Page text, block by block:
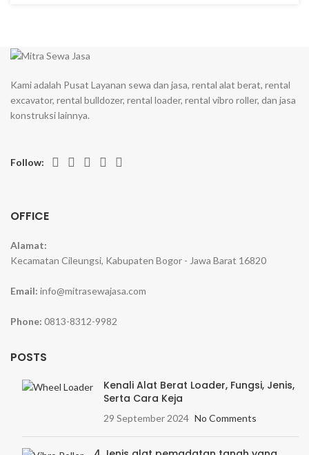
Kami adalah Pusat Layanan sewa dan jasa, rental alat berat, rental
excavator, rental bulldozer, rental loader, rental vibro roller, dan jasa
konstruksi lainnya.
Follow:
OFFICE
Alamat:
Kecamatan Cileungsi, Kabupaten Bogor - Jawa Barat 16820
Email: info@mitrasewajasa.com
Phone: 0813-8312-9982
POSTS
Kenali Alat Berat Loader, Fungsi, Jenis,
Serta Cara Keja
29 September 2024 No Comments